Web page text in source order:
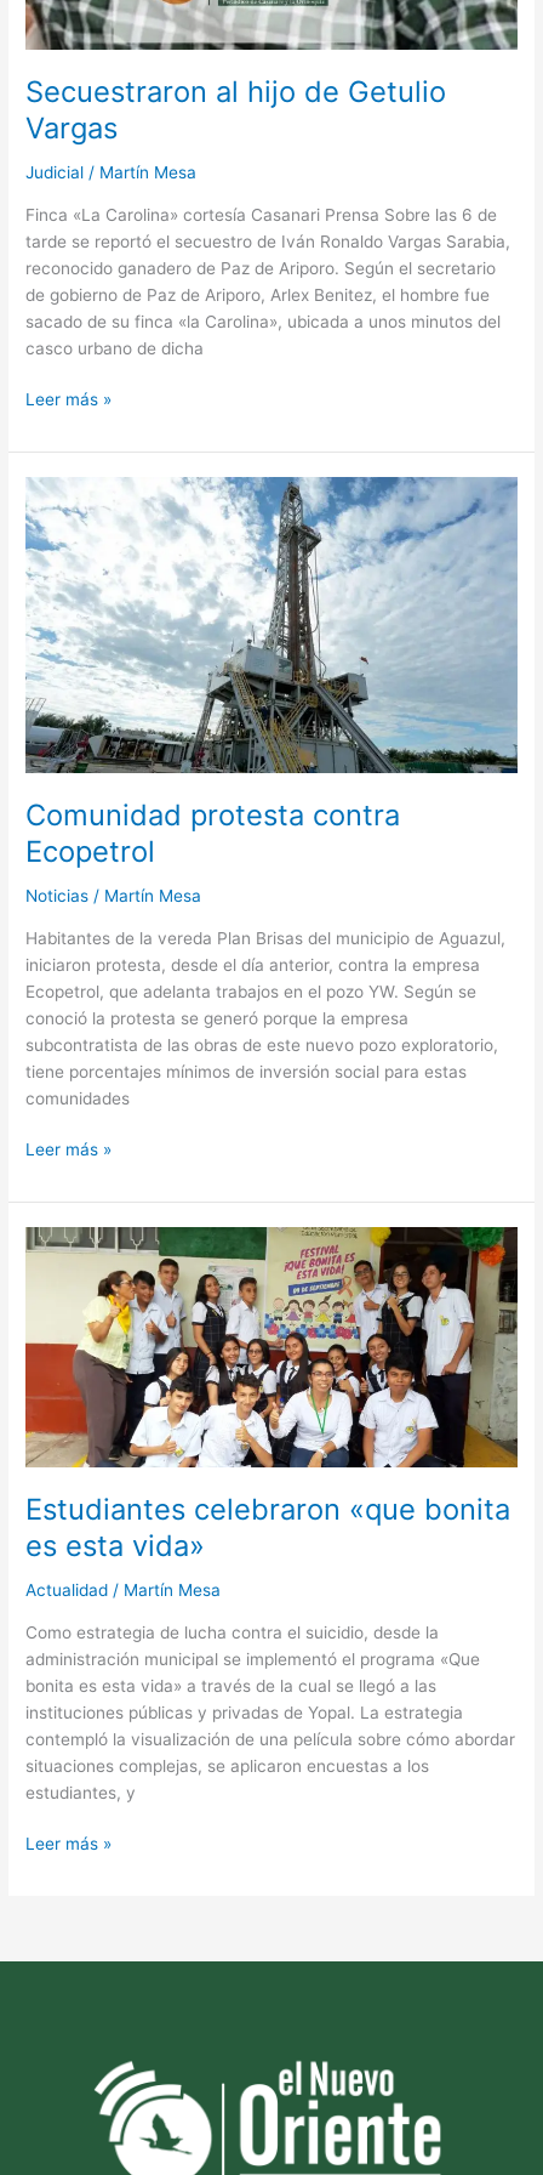
Secuestraron al hijo de Getulio
Vargas
Judicial / Martín Mesa
Finca «La Carolina» cortesía Casanari Prensa Sobre las 6 de
tarde se reportó el secuestro de Iván Ronaldo Vargas Sarabia,
reconocido ganadero de Paz de Ariporo. Según el secretario
de gobierno de Paz de Ariporo, Arlex Benitez, el hombre fue
sacado de su finca «la Carolina», ubicada a unos minutos del
casco urbano de dicha
Leer más »
Comunidad protesta contra
Ecopetrol
Noticias / Martín Mesa
Habitantes de la vereda Plan Brisas del municipio de Aguazul,
iniciaron protesta, desde el día anterior, contra la empresa
Ecopetrol, que adelanta trabajos en el pozo YW. Según se
conoció la protesta se generó porque la empresa
subcontratista de las obras de este nuevo pozo exploratorio,
tiene porcentajes mínimos de inversión social para estas
comunidades
Comunidad
protesta
contra
Ecopetrol
Leer más »
Estudiantes celebraron «que bonita
es esta vida»
Actualidad / Martín Mesa
Como estrategia de lucha contra el suicidio, desde la
administración municipal se implementó el programa «Que
bonita es esta vida» a través de la cual se llegó a las
instituciones públicas y privadas de Yopal. La estrategia
contempló la visualización de una película sobre cómo abordar
situaciones complejas, se aplicaron encuestas a los
estudiantes, y
Estudiantes
es
vida»
Leer más »